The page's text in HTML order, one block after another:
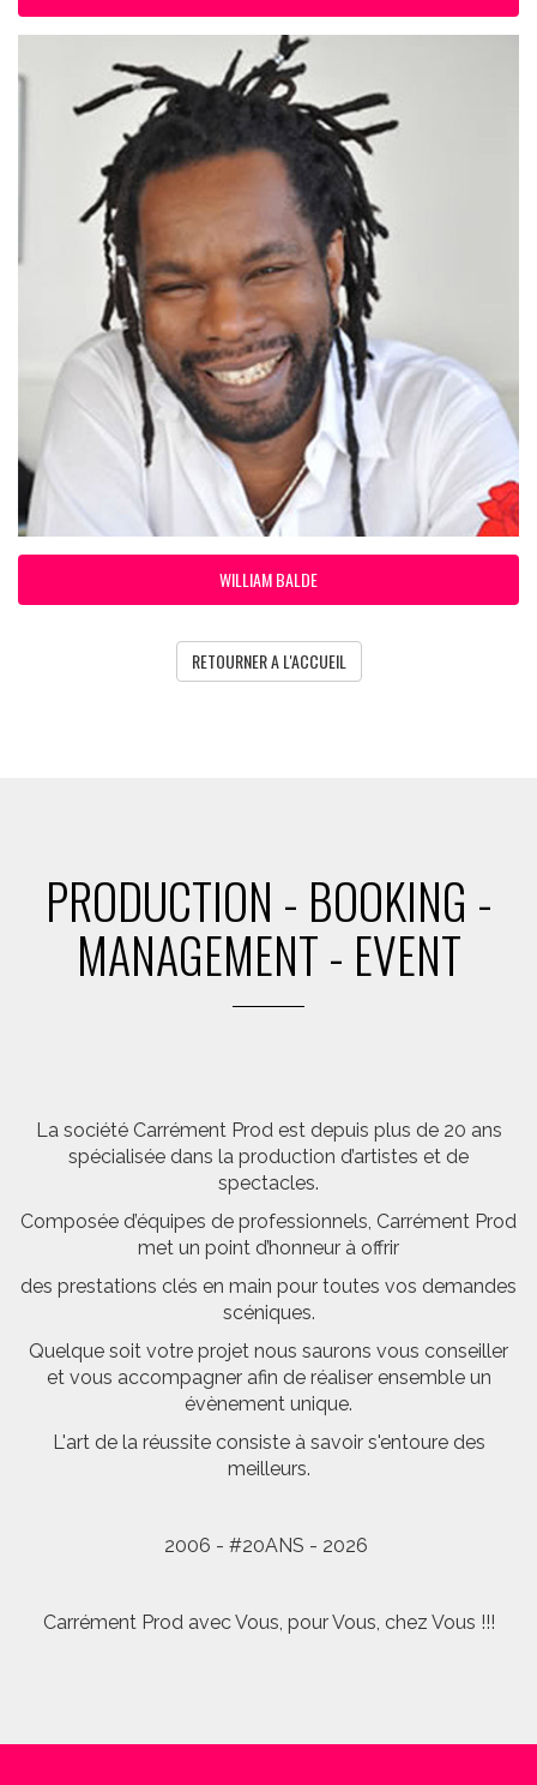
WILLIAM BALDE
RETOURNER A L'ACCUEIL
PRODUCTION - BOOKING -
MANAGEMENT - EVENT
La société Carrément Prod est depuis plus de 20 ans
spécialisée dans la production d’artistes et de
spectacles.
Composée d’équipes de professionnels, Carrément Prod
met un point d’honneur à offrir
des prestations clés en main pour toutes vos demandes
scéniques.
Quelque soit votre projet nous saurons vous conseiller
et vous accompagner afin de réaliser ensemble un
évènement unique.
L'art de la réussite consiste à savoir s'entoure des
meilleurs.
2006 - #20ANS - 2026
Carrément Prod avec Vous, pour Vous, chez Vous !!!